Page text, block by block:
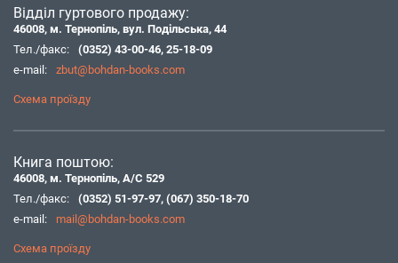
Відділ гуртового продажу:
46008, м. Тернопіль, вул. Подільська, 44
Тел./факс:
(0352) 43-00-46, 25-18-09
e-mail:
zbut@bohdan-books.com
Схема проїзду
Книга поштою:
46008, м. Тернопіль, А/С 529
Тел./факс:
(0352) 51-97-97, (067) 350-18-70
e-mail:
mail@bohdan-books.com
Схема проїзду